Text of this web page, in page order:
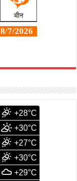
+28°C
+30°C
+27°C
+30°C
+29°C